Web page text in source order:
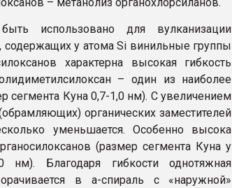
использовано для вулканизации
содержащих у атома Si винильные группы
характерна высокая гибкость
– один из наиболее
сегмента Куна 0,7-1,0 нм). С увеличением
органических заместителей
уменьшается. Особенно высока
(размер сегмента Куна у
нм). Благодаря гибкости однотяжная
в a-спираль с «наружной»